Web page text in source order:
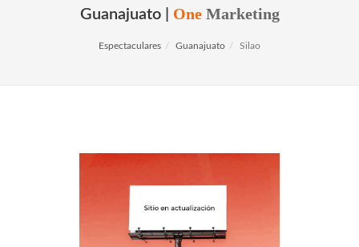
Guanajuato | One Marketing
Espectaculares Guanajuato Silao